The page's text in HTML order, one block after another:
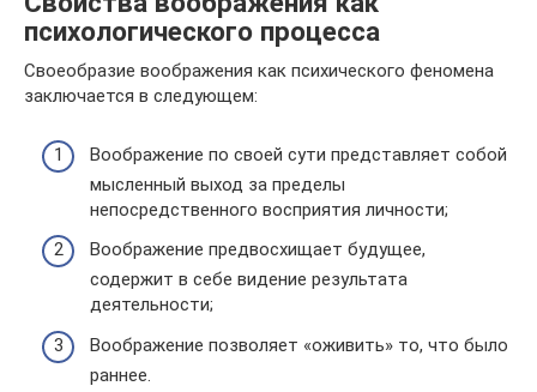
психологического процесса
Своеобразие воображения как психического феномена
заключается в следующем:
Воображение по своей сути представляет собой
мысленный выход за пределы
непосредственного восприятия личности;
Воображение предвосхищает будущее,
содержит в себе видение результата
деятельности;
Воображение позволяет «оживить» то, что было
раннее.